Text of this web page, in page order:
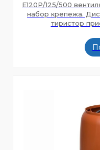
E120Р/125/500
набор крепежа.
тиристор